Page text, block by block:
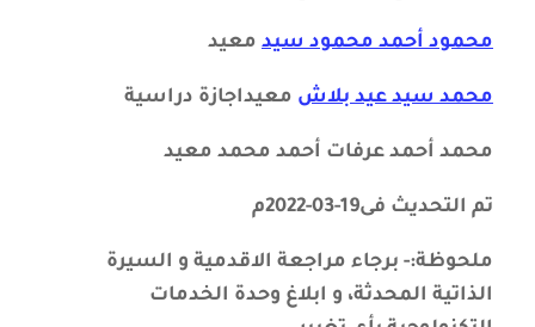
محمود أحمد محمود سيد معيد
محمد سيد عيد بلاش معيداجازة دراسية
محمد أحمد عرفات أحمد محمد معيد
تم التحديث فى19-03-2022م
ملحوظة:- برجاء مراجعة الاقدمية و السيرة
الذاتية المحدثة، و ابلاغ وحدة الخدمات